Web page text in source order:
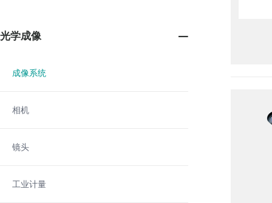
光学成像
成像系统
相机
镜头
工业计量